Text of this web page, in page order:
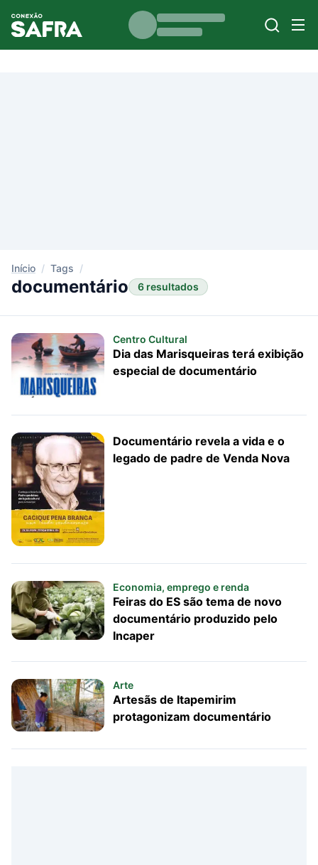
Início / Tags /
documentário 6 resultados
Centro Cultural
Dia das Marisqueiras terá exibição
especial de documentário
Documentário revela a vida e o
legado de padre de Venda Nova
Economia, emprego e renda
Feiras do ES são tema de novo
documentário produzido pelo
Incaper
Arte
Artesãs de Itapemirim
protagonizam documentário